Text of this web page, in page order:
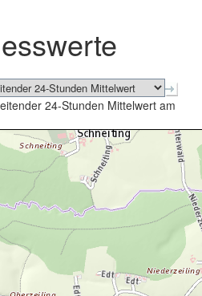
schließen
24-Stunden Mittelwert am